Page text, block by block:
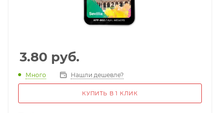
3.80 руб.
Много Нашли дешевле?
КУПИТЬ В 1 КЛИК